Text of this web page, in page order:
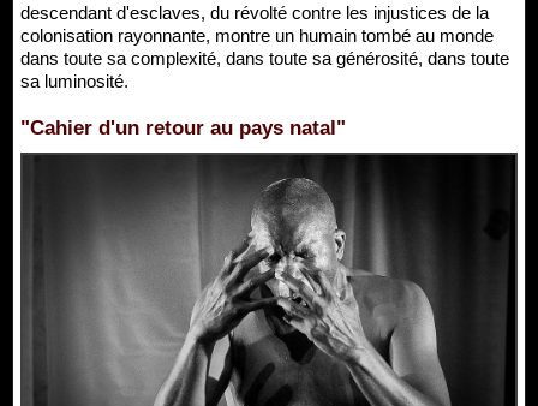
descendant d'esclaves, du révolté contre les injustices de la
colonisation rayonnante, montre un humain tombé au monde
dans toute sa complexité, dans toute sa générosité, dans toute
sa luminosité.
"Cahier d'un retour au pays natal"